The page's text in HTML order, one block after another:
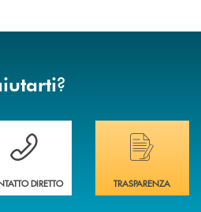
?
bisogno di assistenza immediata ?
DIRETTO
Hai bisogno di
TRASPARENZA